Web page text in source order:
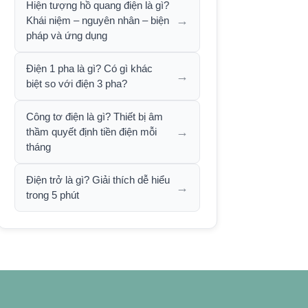
Hiện tượng hồ quang điện là gì?
Khái niệm – nguyên nhân – biện
pháp và ứng dụng
→
Điện 1 pha là gì? Có gì khác
biệt so với điện 3 pha?
→
Công tơ điện là gì? Thiết bị âm
thầm quyết định tiền điện mỗi
tháng
→
Điện trở là gì? Giải thích dễ hiểu
trong 5 phút
→